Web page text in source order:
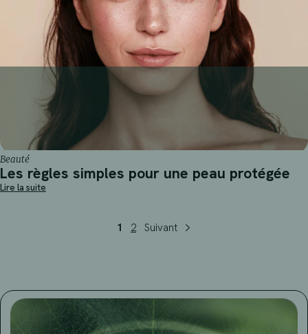
Beauté
Les règles simples pour une peau protégée
Lire la suite
1 2 Suivant